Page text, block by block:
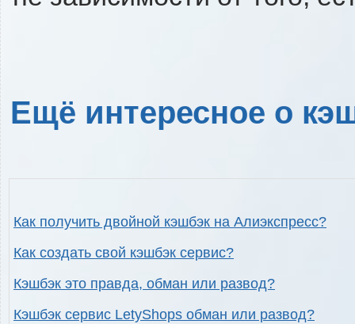
Ещё интересное о
Как получить двойной кэшбэк на Алиэкспресс?
Как создать свой кэшбэк сервис?
Кэшбэк это правда, обман или развод?
Кэшбэк сервис LetyShops обман или развод?